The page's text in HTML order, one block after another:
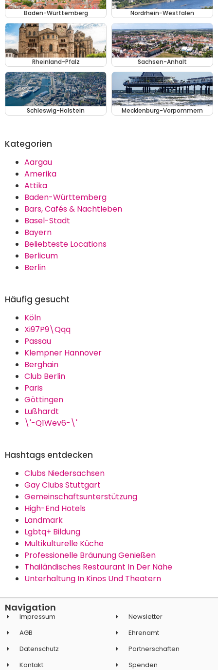
Baden-Württemberg Nordrhein-Westfalen
Rheinland-Pfalz Sachsen-Anhalt
Schleswig-Holstein Mecklenburg-Vorpommern
Kategorien
Aargau
Amerika
Attika
Baden-Württemberg
Bars, Cafés & Nachtleben
Basel-Stadt
Bayern
Beliebteste Locations
Berlicum
Berlin
Häufig gesucht
Köln
Xi97P9\Qqq
Passau
Klempner Hannover
Berghain
Club Berlin
Paris
Göttingen
Lußhardt
\'-Q1Wev6-\'
Hashtags entdecken
Clubs Niedersachsen
Gay Clubs Stuttgart
Gemeinschaftsunterstützung
High-End Hotels
Landmark
Lgbtq+ Bildung
Multikulturelle Küche
Professionelle Bräunung Genießen
Thailändisches Restaurant In Der Nähe
Unterhaltung In Kinos Und Theatern
Navigation
Impressum
AGB
Datenschutz
Kontakt
Newsletter
Ehrenamt
Partnerschaften
Spenden